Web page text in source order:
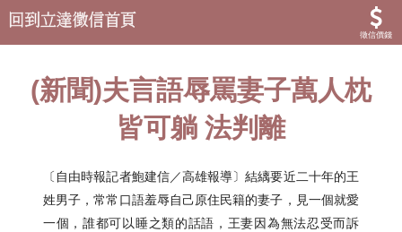
徵信價錢
(新聞)夫言語辱罵妻子萬人枕
皆可躺 法判離
〔自由時報記者鮑建信／高雄報導〕結縭要近二十年的王
姓男子，常常口語羞辱自己原住民籍的妻子，見一個就愛
一個，誰都可以睡之類的話語，王妻因為無法忍受而訴